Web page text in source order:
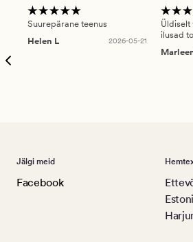
Suurepärane teenus
Helen L
2026-05-21
Üldiselt
ilusad
Jälgi meid
Facebook